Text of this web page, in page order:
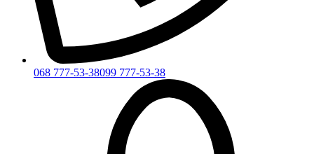
068 777-53-38099 777-53-38